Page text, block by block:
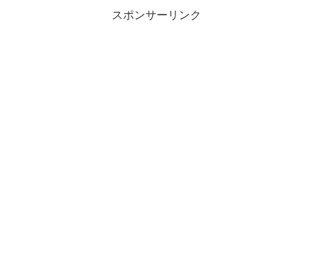
スポンサーリンク